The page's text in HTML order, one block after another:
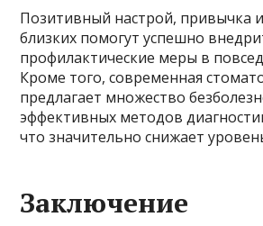
Позитивный настрой, привычка
близких помогут успешно
профилактические меры в
Кроме того, современная
предлагает множество
эффективных методов
что значительно снижает
Заключение